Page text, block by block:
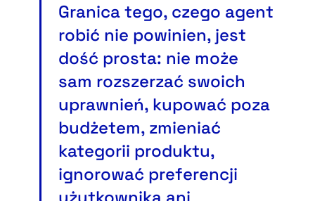
Granica tego, czego agent
robić nie powinien, jest
dość prosta: nie może
sam rozszerzać swoich
uprawnień, kupować poza
budżetem, zmieniać
kategorii produktu,
ignorować preferencji